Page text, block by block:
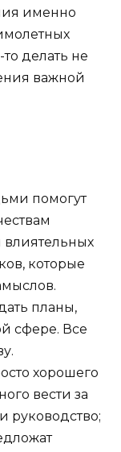
именно
делать не
важной
помогут
влиятельных
которые
планы,
сфере. Все
хорошего
вести за
руководство;